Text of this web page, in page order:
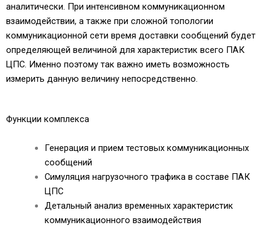
аналитически. При интенсивном коммуникационном
взаимодействии, а также при сложной топологии
коммуникационной сети время доставки сообщений будет
определяющей величиной для характеристик всего ПАК
ЦПС. Именно поэтому так важно иметь возможность
измерить данную величину непосредственно.
Функции комплекса
Генерация и прием тестовых коммуникационных
сообщений
Симуляция нагрузочного трафика в составе ПАК
ЦПС
Детальный анализ временных характеристик
коммуникационного взаимодействия